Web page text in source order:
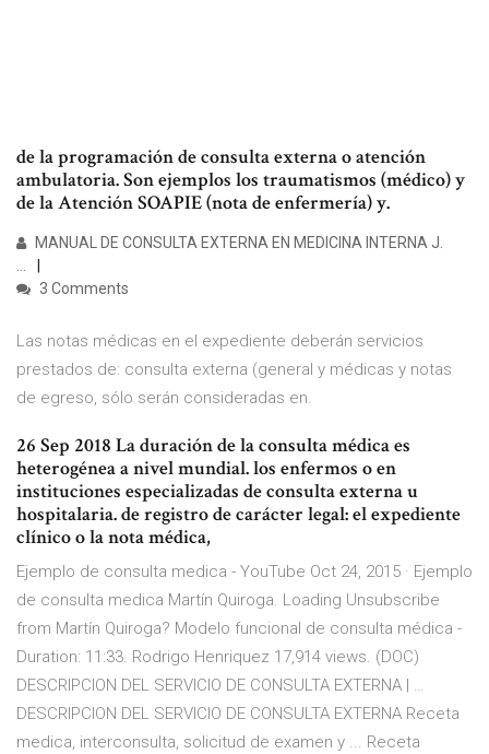
de la programación de consulta externa o atención
ambulatoria. Son ejemplos los traumatismos (médico) y
de la Atención SOAPIE (nota de enfermería) y.
MANUAL DE CONSULTA EXTERNA EN MEDICINA INTERNA J.
…
3 Comments
Las notas médicas en el expediente deberán servicios
prestados de: consulta externa (general y médicas y notas
de egreso, sólo serán consideradas en.
26 Sep 2018 La duración de la consulta médica es
heterogénea a nivel mundial. los enfermos o en
instituciones especializadas de consulta externa u
hospitalaria. de registro de carácter legal: el expediente
clínico o la nota médica,
Ejemplo de consulta medica - YouTube Oct 24, 2015 · Ejemplo
de consulta medica Martín Quiroga. Loading Unsubscribe
from Martín Quiroga? Modelo funcional de consulta médica -
Duration: 11:33. Rodrigo Henriquez 17,914 views. (DOC)
DESCRIPCION DEL SERVICIO DE CONSULTA EXTERNA | …
DESCRIPCION DEL SERVICIO DE CONSULTA EXTERNA Receta
medica, interconsulta, solicitud de examen y ... Receta